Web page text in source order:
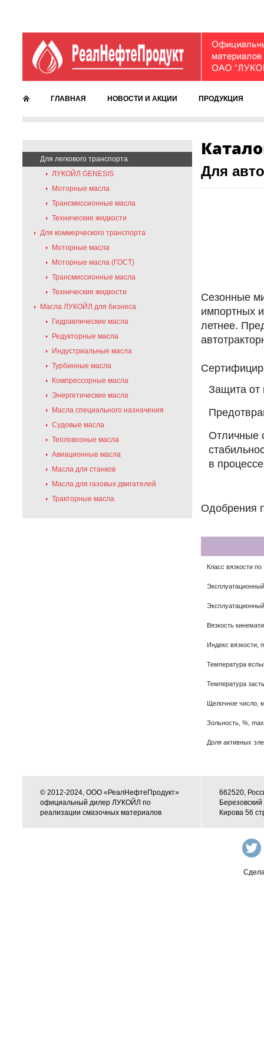
ГЛАВНАЯ НОВОСТИ И АКЦИИ ПРОДУКЦИЯ
Для легкового транспорта
ЛУКОЙЛ GENESIS
Моторные масла
Трансмиссионные масла
Технические жидкости
Для коммерческого транспорта
Моторные масла
Моторные масла (ГОСТ)
Трансмиссионные масла
Технические жидкости
Масла ЛУКОЙЛ для бизнеса
Гидравлические масла
Редукторные масла
Индустриальные масла
Турбинные масла
Компрессорные масла
Энергетические масла
Масла специального назначения
Судовые масла
Тепловозные масла
Авиационные масла
Масла для станков
Масла для газовых двигателей
Тракторные масла
Для
Сезонные
импортных
летнее.
Защита от
Отличные
в
Одобрения
Класс вязкости по
Вязкость
Индекс вязкости,
Температура
Температура
Щелочное число,
Зольность, %, max
Доля активных
© 2012-2024, ООО «РеалНефтеПродукт»
официальный дилер ЛУКОЙЛ по
реализации смазочных материалов
662520,
Кирова 56